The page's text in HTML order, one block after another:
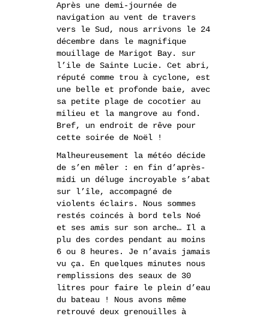
Après une demi-journée de
navigation au vent de travers
vers le Sud, nous arrivons le 24
décembre dans le magnifique
mouillage de Marigot Bay. sur
l’ile de Sainte Lucie. Cet abri,
réputé comme trou à cyclone, est
une belle et profonde baie, avec
sa petite plage de cocotier au
milieu et la mangrove au fond.
Bref, un endroit de rêve pour
cette soirée de Noël !
Malheureusement la météo décide
de s’en mêler : en fin d’après-
midi un déluge incroyable s’abat
sur l’île, accompagné de
violents éclairs. Nous sommes
restés coincés à bord tels Noé
et ses amis sur son arche… Il a
plu des cordes pendant au moins
6 ou 8 heures. Je n’avais jamais
vu ça. En quelques minutes nous
remplissions des seaux de 30
litres pour faire le plein d’eau
du bateau ! Nous avons même
retrouvé deux grenouilles à